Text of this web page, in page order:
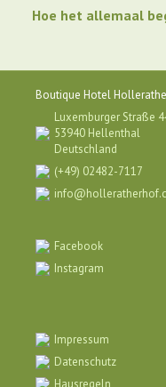
Hoe het allemaal
Boutique Hotel
Luxemburger Straße
53940 Hellenthal
Deutschland
(+49) 02482-7117
Facebook
Instagram
Impressum
Datenschutz
Hausregeln